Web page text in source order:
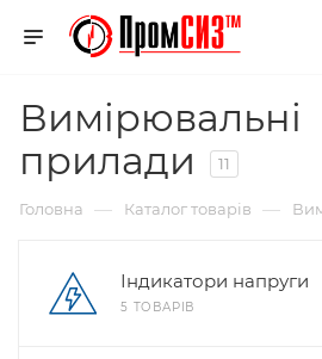
Вимірювальні
прилади
11
Головна — Каталог товарів —
Індикатори напруги
5 ТОВАРІВ